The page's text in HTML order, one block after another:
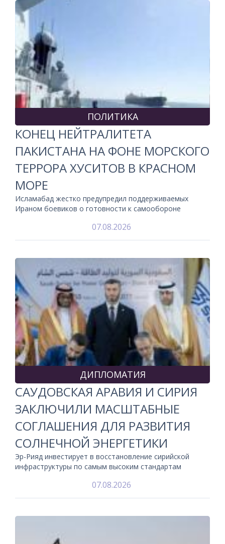
ПОЛИТИКА
КОНЕЦ НЕЙТРАЛИТЕТА
ПАКИСТАНА НА ФОНЕ МОРСКОГО
ТЕРРОРА ХУСИТОВ В КРАСНОМ
МОРЕ
Исламабад жестко предупредил поддерживаемых
Ираном боевиков о готовности к самообороне
07.08.2026
ДИПЛОМАТИЯ
САУДОВСКАЯ АРАВИЯ И СИРИЯ
ЗАКЛЮЧИЛИ МАСШТАБНЫЕ
СОГЛАШЕНИЯ ДЛЯ РАЗВИТИЯ
СОЛНЕЧНОЙ ЭНЕРГЕТИКИ
Эр-Рияд инвестирует в восстановление сирийской
инфраструктуры по самым высоким стандартам
07.08.2026